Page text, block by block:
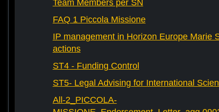
Team Members per SN
FAQ 1 Piccola Missione
IP management in Horizon Europe Marie
actions
ST4 - Funding Control
ST5- Legal Advising for International
All-2_PICCOLA-